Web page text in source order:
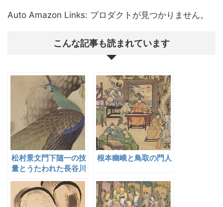
Auto Amazon Links: プロダクトが見つかりません。
こんな記事も読まれています
松村景文門下随一の技
量とうたわれた長谷川
玉峰
根本幽峨と鳥取の門人